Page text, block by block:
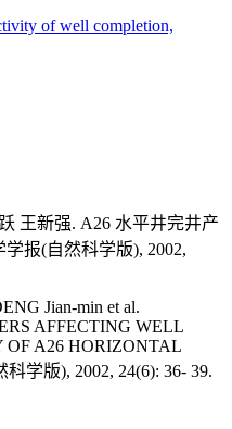
of well completion,
王新强. A26 水平井完井产
报(自然科学版), 2002,
Jian-min et al.
AFFECTING WELL
A26 HORIZONTAL
学版), 2002, 24(6): 36- 39.